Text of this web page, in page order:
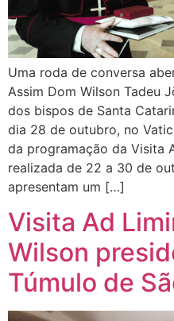
Uma roda de conversa
Assim Dom Wilson Tadeu
dos bispos de Santa
dia 28 de outubro, no
da programação da Visita
realizada de 22 a 30 de
apresentam um […]
Visita Ad
Wilson
Túmulo de